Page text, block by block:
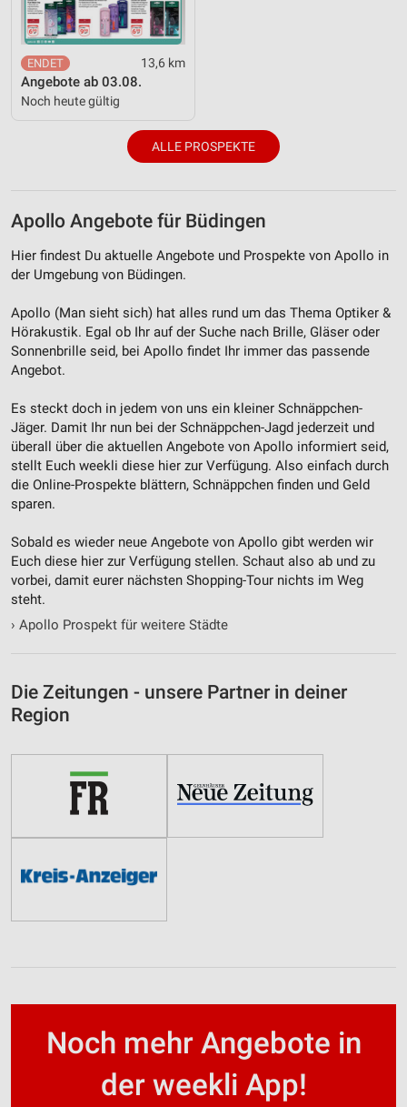
13,6 km
Angebote ab 03.08.
Noch heute gültig
ALLE PROSPEKTE
Apollo Angebote für Büdingen
Hier findest Du aktuelle Angebote und Prospekte von Apollo in
der Umgebung von Büdingen.
Apollo (Man sieht sich) hat alles rund um das Thema Optiker &
Hörakustik. Egal ob Ihr auf der Suche nach Brille, Gläser oder
Sonnenbrille seid, bei Apollo findet Ihr immer das passende
Angebot.
Es steckt doch in jedem von uns ein kleiner Schnäppchen-
Jäger. Damit Ihr nun bei der Schnäppchen-Jagd jederzeit und
überall über die aktuellen Angebote von Apollo informiert seid,
stellt Euch weekli diese hier zur Verfügung. Also einfach durch
die Online-Prospekte blättern, Schnäppchen finden und Geld
sparen.
Sobald es wieder neue Angebote von Apollo gibt werden wir
Euch diese hier zur Verfügung stellen. Schaut also ab und zu
vorbei, damit eurer nächsten Shopping-Tour nichts im Weg
steht.
› Apollo Prospekt für weitere Städte
Die Zeitungen - unsere Partner in deiner
Region
Noch mehr Angebote in
der weekli App!